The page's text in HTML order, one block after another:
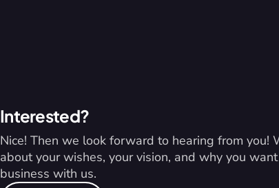
Interested?
Nice! Then we look forward to hearing from you!
about your wishes, your vision, and why you
business with us.